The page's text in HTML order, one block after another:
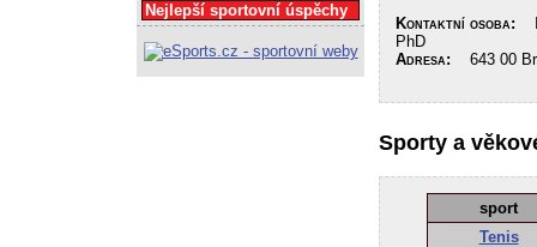
Kontaktní osoba:
PhD
Adresa: 643 00
Sporty a
sport
Tenis
Nejlepší sportovní úspěchy